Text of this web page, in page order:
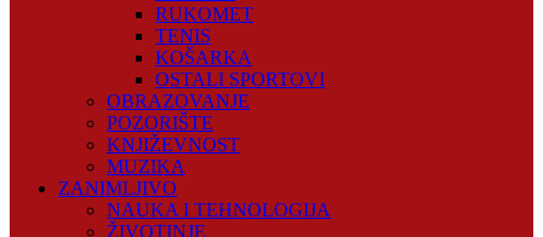
RUKOMET
TENIS
KOŠARKA
OSTALI SPORTOVI
OBRAZOVANJE
POZORIŠTE
KNJIŽEVNOST
MUZIKA
ZANIMLJIVO
NAUKA I TEHNOLOGIJA
ŽIVOTINJE